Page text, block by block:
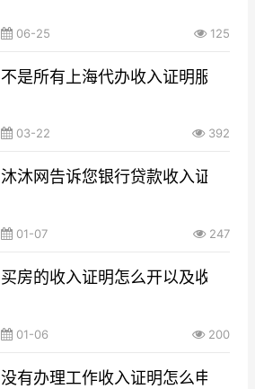
06-25 125
不是所有上海代办收入证明服务商
03-22 392
沐沐网告诉您银行贷款收入证明怎
01-07 247
买房的收入证明怎么开以及收入证
01-06 200
没有办理工作收入证明怎么申请大